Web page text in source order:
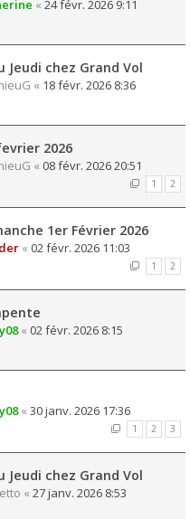
« 24 févr. 2026 9:11
Jeudi chez Grand Vol
« 18 févr. 2026 8:36
2026
« 08 févr. 2026 20:51
1 2
1er Février 2026
« 02 févr. 2026 11:03
1 2
« 02 févr. 2026 8:15
« 30 janv. 2026 17:36
1 2 3
Jeudi chez Grand Vol
« 27 janv. 2026 8:53